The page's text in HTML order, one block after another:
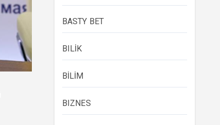
BASTY BET
BILİK
BİLİM
BIZNES